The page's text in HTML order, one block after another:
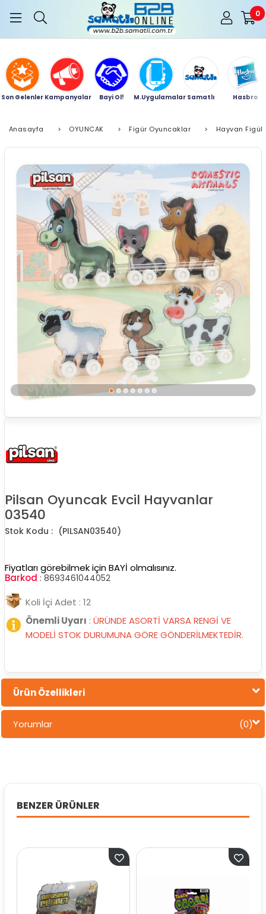
0
Son Gelenler Kampanyalar Bayi Ol! M.Uygulamalar Samatlı Hasbro
Anasayfa > OYUNCAK > Figür Oyuncaklar > Hayvan
Pilsan Oyuncak Evcil Hayvanlar
03540
(PILSAN03540)
Fiyatları görebilmek için BAYİ olmalısınız.
Barkod : 8693461044052
Koli İçi Adet : 12
Önemli Uyarı : ÜRÜNDE ASORTİ VARSA RENGİ VE
MODELİ STOK DURUMUNA GÖRE GÖNDERİLMEKTEDİR.
Ürün Özellikleri
Yorumlar (0)
BENZER ÜRÜNLER